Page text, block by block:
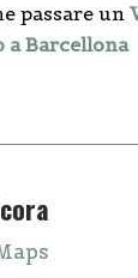
passare un
a Barcellona